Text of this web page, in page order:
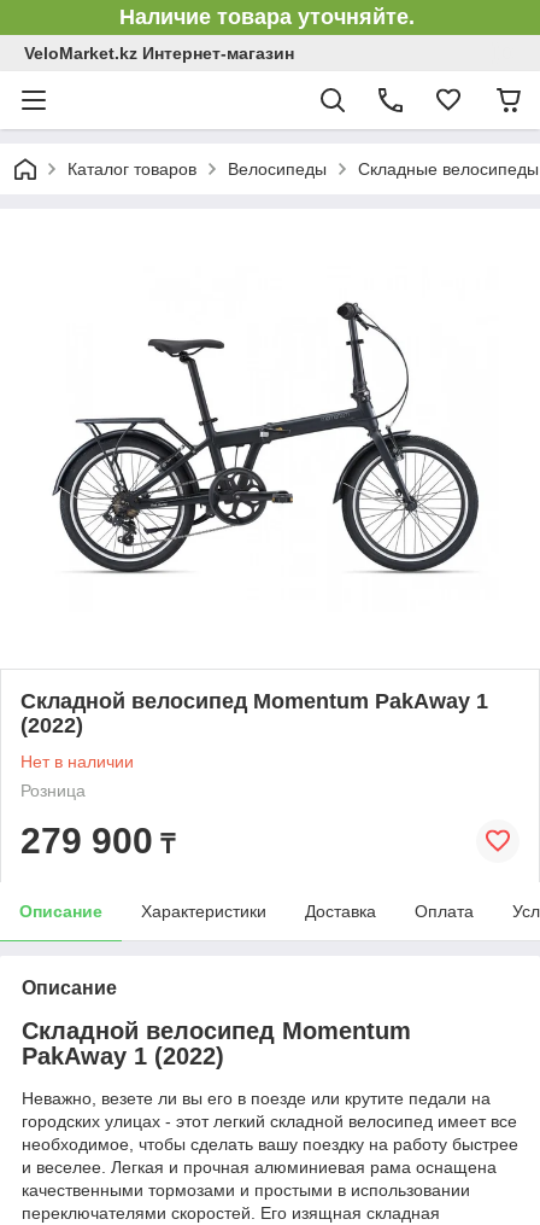
Наличие товара уточняйте.
VeloMarket.kz Интернет-магазин
Каталог товаров Велосипеды Складные велосипеды
Складной велосипед Momentum PakAway 1
(2022)
Нет в наличии
Розница
279 900 ₸
Описание Характеристики Доставка Оплата
Описание
Складной велосипед Momentum
PakAway 1 (2022)
Неважно, везете ли вы его в поезде или крутите педали на
городских улицах - этот легкий складной велосипед имеет все
необходимое, чтобы сделать вашу поездку на работу быстрее
и веселее. Легкая и прочная алюминиевая рама оснащена
качественными тормозами и простыми в использовании
переключателями скоростей. Его изящная складная